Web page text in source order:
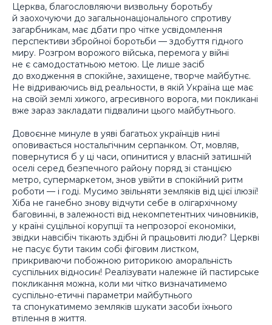
Церква, благословляючи визвольну боротьбу
й заохочуючи до загальнонаціонального спротиву
загарбникам, має дбати про чітке усвідомлення
перспективи збройної боротьби — здобуття гідного
миру. Розгром ворожого війська, перемога у війні
не є самодостатньою метою. Це лише засіб
до входження в спокійне, захищене, творче майбутнє.
Не відриваючись від реальности, в якій Україна ще має
на своїй землі хижого, агресивного ворога, ми покликані
вже зараз закладати підвалини цього майбутнього.
Довоєнне минуле в уяві багатьох українців нині
оповивається ностальгічним серпанком. От, мовляв,
повернутися б у ці часи, опинитися у власній затишній
оселі серед безпечного району поряд зі станцією
метро, супермаркетом, знов увійти в спокійний ритм
роботи — і годі. Мусимо звільняти земляків від цієї ілюзії!
Хіба не ганебно знову відчути себе в олігархічному
баговинні, в залежності від некомпетентних чиновників,
у країні суцільної корупції та непрозорої економіки,
звідки навсібіч тікають здібні й працьовиті люди? Церкві
не пасує бути таким собі фіговим листком,
прикриваючи побожною риторикою аморальність
суспільних відносин! Реалізувати належне їй пастирське
покликання можна, коли ми чітко визначатимемо
суспільно-етичні параметри майбутнього
та спонукатимемо земляків шукати засоби їхнього
втілення в життя.